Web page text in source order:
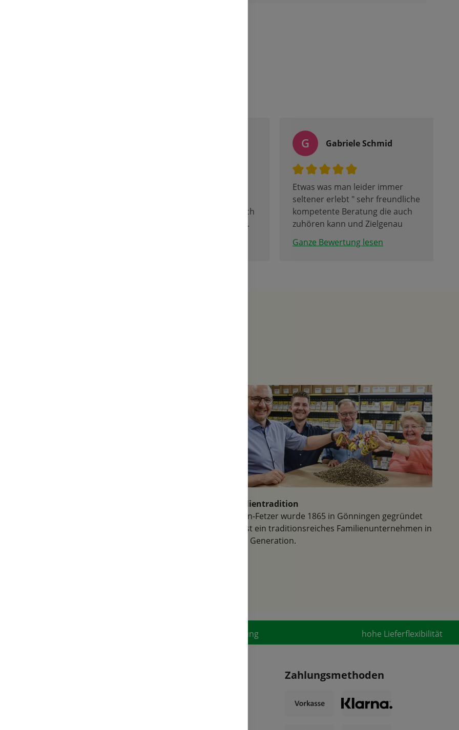
insbesondere
Tulpenbluetr ist
Die ganze
aus den Samen bzw.
Zu empfehlen ist
lesen
Saatgut, Steckzwiebeln und auch
immer wieder Blumenzwiebeln.
G Gabriele Schmid
Etwas was man leider immer
seltener erlebt " sehr freundliche
kompetente Beratung die auch
zuhören kann und Zielgenau
berät und das in allen Sparten.
Tolle Firma mit erstklassigen
Ganze Bewertung lesen
6. Generation
Familientradition
Samen-Fetzer wurde 1865 in Gönningen gegründet
und ist ein traditionsreiches Familienunternehmen in
der 6. Generation.
Service langjährige Branchenerfahrung hohe Lieferflexibilität
erreichbar unter:
0
Zahlungsmethoden